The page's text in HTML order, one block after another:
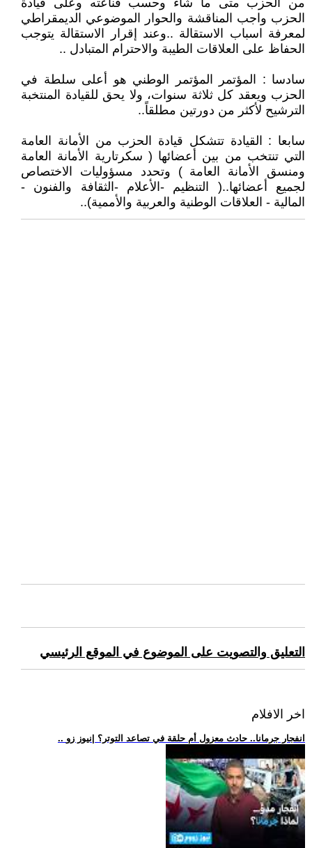
من الحزب متى ما شاء وحسب قناعته وعلى قيادة
الحزب واجب المناقشة والحوار الموضوعي الديمقراطي
لمعرفة اسباب الاستقالة ..وعند إقرار الاستقالة يتوجب
الحفاظ على العلاقات الطيبة والاحترام المتبادل ..
سادسا : المؤتمر المؤتمر الوطني هو أعلى سلطة في
الحزب ويعقد كل ثلاثة سنوات، ولا يحق للقيادة المنتخبة
الترشيح لأكثر من دورتين مطلقاً..
سابعا : القيادة تتشكل قيادة الحزب من الأمانة العامة
التي تنتخب من بين أعضائها ( سكرتارية الأمانة العامة
ومنسق الأمانة العامة ) وتحدد مسؤوليات الاختصاص
لجميع أعضائها..( التنظيم -الأعلام -الثقافة والفنون -
المالية - العلاقات الوطنية والعربية والأممية)..
التعليق والتصويت على الموضوع في الموقع الرئيسي
اخر الافلام
.. انفجار جرمانا.. حادث معزول أم حلقة في تصاعد التوتر؟ |نيوز زو